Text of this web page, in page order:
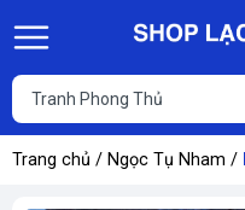
Trang chủ / Ngọc Tụ Nham /